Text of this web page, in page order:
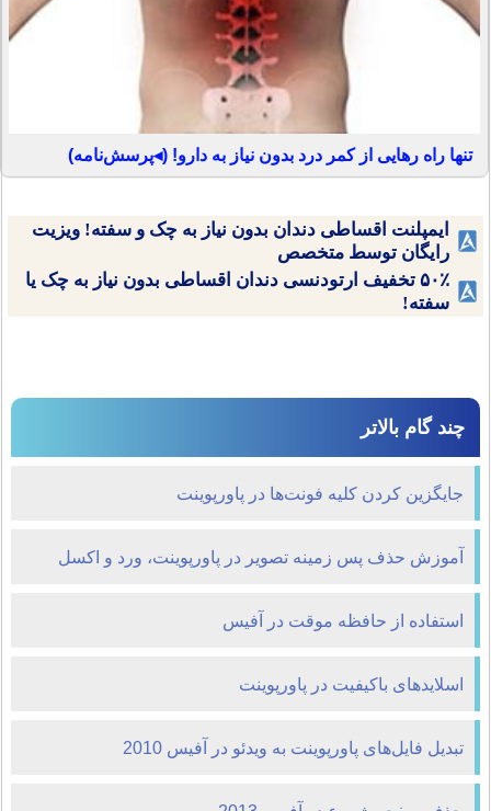
تنها راه رهایی از کمر درد بدون نیاز به دارو! (◂پرسش‌نامه)
ایمپلنت اقساطی دندان بدون نیاز به چک و سفته! ویزیت
رایگان توسط متخصص
۵۰٪ تخفیف ارتودنسی دندان اقساطی بدون نیاز به چک یا
سفته!
چند گام بالاتر
جایگزین کردن کلیه فونت‌ها در پاورپوینت
آموزش حذف پس زمینه تصویر در پاورپوینت، ورد و اکسل
استفاده از حافظه موقت در آفیس
اسلایدهای باکیفیت در پاورپوینت
تبدیل فایل‌های پاورپوینت به ویدئو در آفیس 2010